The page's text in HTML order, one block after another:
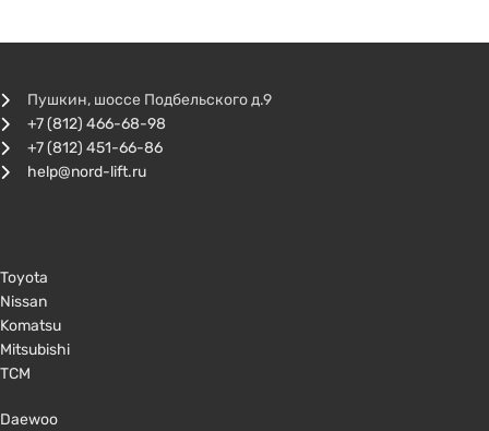
Пушкин, шоссе Подбельского д.9
+7 (812) 466-68-98
+7 (812) 451-66-86
help@nord-lift.ru
Toyota
Nissan
Komatsu
Mitsubishi
TCM
Daewoo